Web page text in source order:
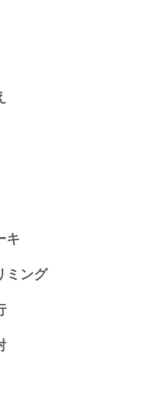
キ
ミング